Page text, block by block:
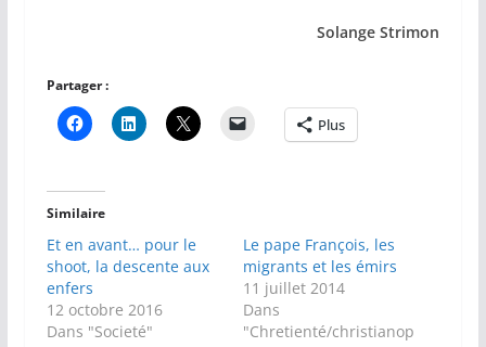
Solange Strimon
Partager :
Plus
Similaire
Et en avant… pour le
shoot, la descente aux
enfers
12 octobre 2016
Dans "Societé"
Le pape François, les
migrants et les émirs
11 juillet 2014
Dans
"Chretienté/christianop